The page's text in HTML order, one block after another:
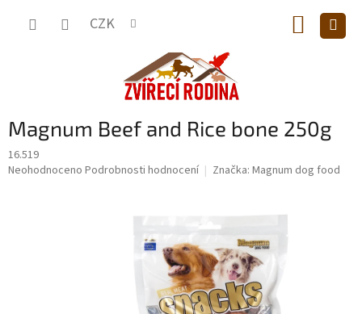
CZK
KOŠÍK
Magnum Beef and Rice bone 250g
16.519
Průměrné
Neohodnoceno Podrobnosti hodnocení Značka: Magnum dog food